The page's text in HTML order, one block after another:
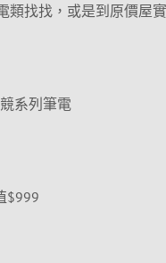
找找，或是到原價屋
系列筆電
$999